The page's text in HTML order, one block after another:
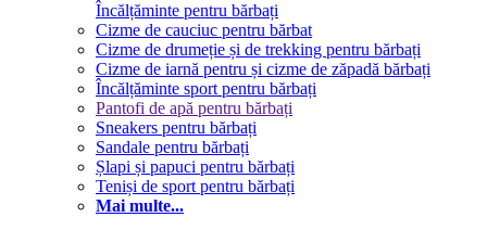
Încălțăminte pentru bărbați
Cizme de cauciuc pentru bărbat
Cizme de drumeție și de trekking pentru bărbați
Cizme de iarnă pentru și cizme de zăpadă bărbați
Încălțăminte sport pentru bărbați
Pantofi de apă pentru bărbați
Sneakers pentru bărbați
Sandale pentru bărbați
Șlapi și papuci pentru bărbați
Teniși de sport pentru bărbați
Mai multe...